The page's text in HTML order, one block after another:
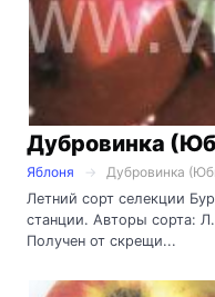
Дубровинка
Яблоня
Дубровинка
Летний сорт селекции
станции. Авторы сорта:
Получен от скрещи...